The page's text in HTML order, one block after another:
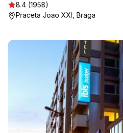
8.4 (1958)
Praceta Joao XXI, Braga